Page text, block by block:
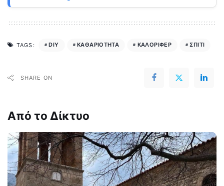
TAGS: DIY ΚΑΘΑΡΙΟΤΗΤΑ ΚΑΛΟΡΙΦΕΡ ΣΠΙΤΙ
SHARE ON
Από το Δίκτυο